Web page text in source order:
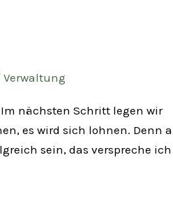
Verwaltung
nächsten Schritt legen wir
es wird sich lohnen. Denn
sein, das verspreche